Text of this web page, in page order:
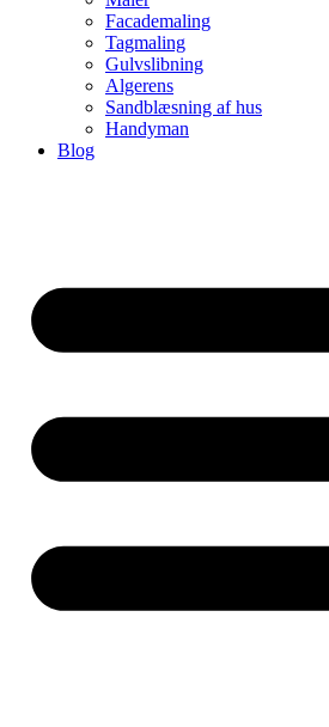
Facademaling
Tagmaling
Gulvslibning
Algerens
Sandblæsning af hus
Handyman
Blog